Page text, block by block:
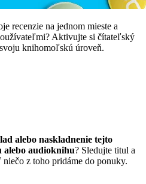
recenzie na jednom mieste a
Aktivujte si čítateľský
knihomoľskú úroveň.
alebo naskladnenie tejto
alebo audioknihu? Sledujte titul a
z toho pridáme do ponuky.